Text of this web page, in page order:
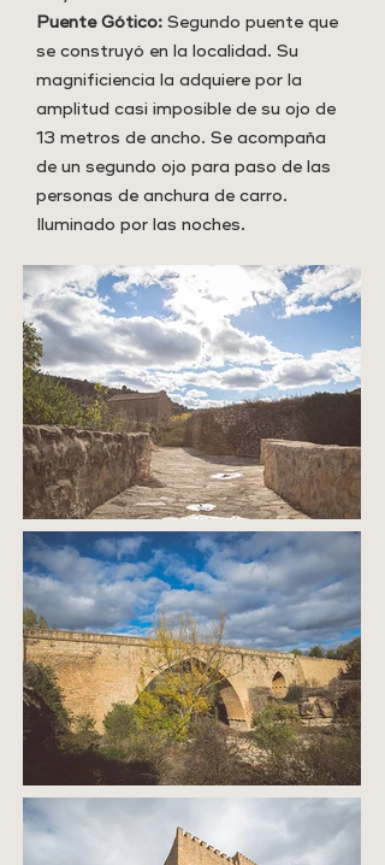
Puente Gótico: Segundo puente que
se construyó en la localidad. Su
magnificiencia la adquiere por la
amplitud casi imposible de su ojo de
13 metros de ancho. Se acompaña
de un segundo ojo para paso de las
personas de anchura de carro.
Iluminado por las noches.